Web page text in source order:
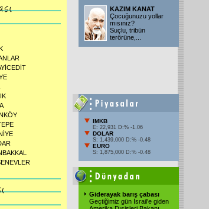
KAZIM KANAT
Çocuğunuzu yollar
mısınız?
Suçlu, tribün
terörüne,
IMKB
E: 22,931 D:% -1.06
DOLAR
S: 1,439,000 D:% -0.48
EURO
S: 1,875,000 D:% -0.48
Giderayak barış çabası
Geçtiğimiz gün İsrail'e giden